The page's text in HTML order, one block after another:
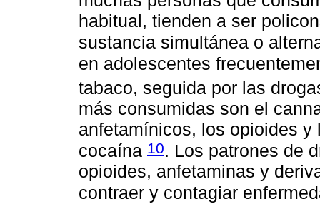
habitual, tienden a ser
sustancia simultánea o
en adolescentes
tabaco, seguida por las
más consumidas son el
anfetamínicos, los opioides
cocaína 10. Los patrones de
opioides, anfetaminas y
contraer y contagiar